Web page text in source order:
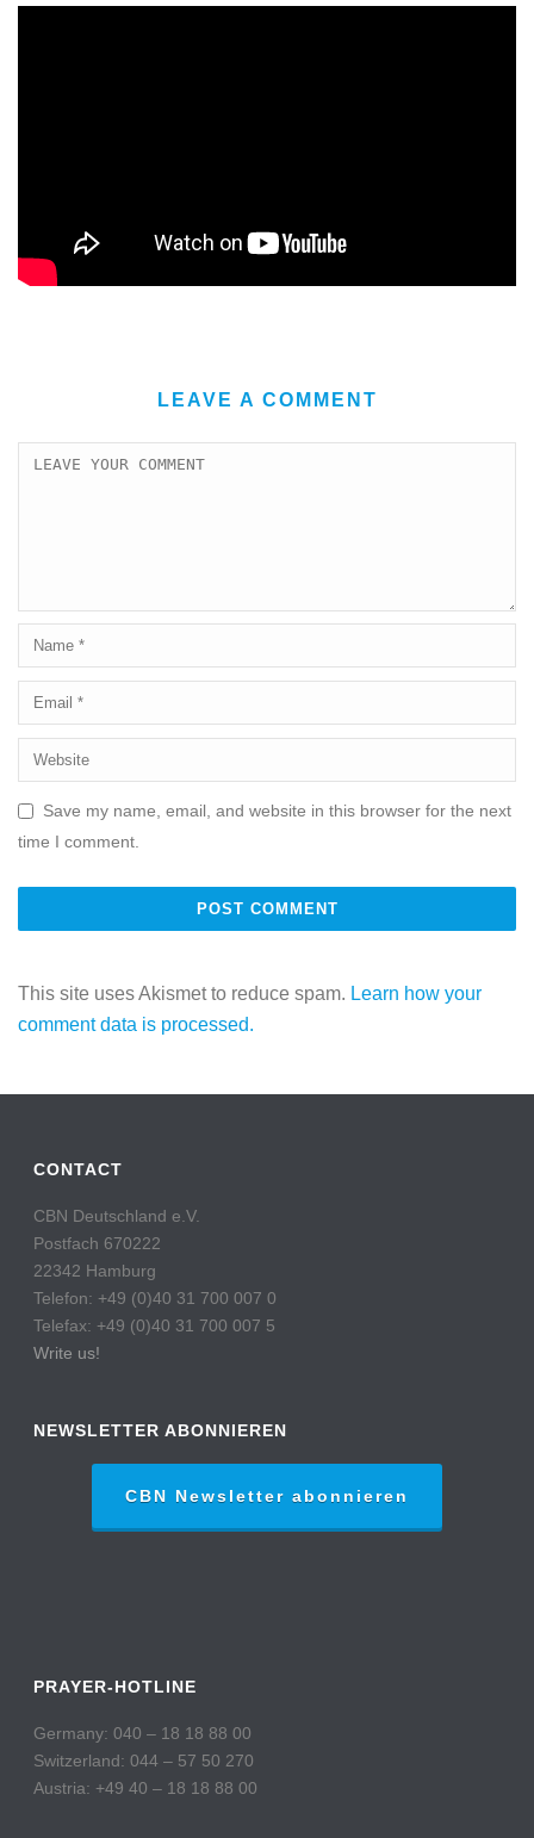
LEAVE A COMMENT
Save my name, email, and website in this browser for the next
time I comment.
This site uses Akismet to reduce spam. Learn how your
comment data is processed.
CONTACT
CBN Deutschland e.V.
Postfach 670222
22342 Hamburg
Telefon: +49 (0)40 31 700 007 0
Telefax: +49 (0)40 31 700 007 5
Write us!
NEWSLETTER ABONNIEREN
CBN Newsletter abonnieren
PRAYER-HOTLINE
Germany: 040 – 18 18 88 00
Switzerland: 044 – 57 50 270
Austria: +49 40 – 18 18 88 00